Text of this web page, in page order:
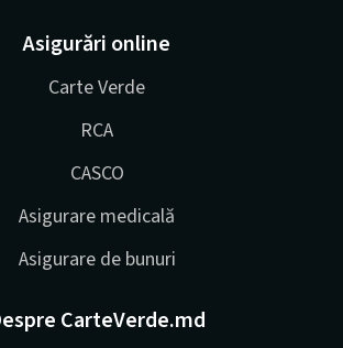
Asigurări online
Carte Verde
RCA
CASCO
Asigurare medicală
Asigurare de bunuri
CarteVerde.md